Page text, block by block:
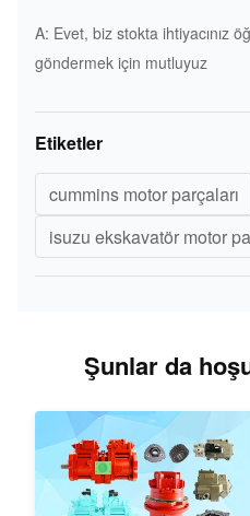
A: Evet, biz stokta ihtiyacınız
göndermek için mutluyuz
Etiketler
cummins motor parçaları
isuzu ekskavatör motor
Şunlar da